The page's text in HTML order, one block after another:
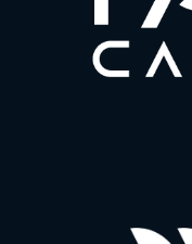
Contatos LGPD